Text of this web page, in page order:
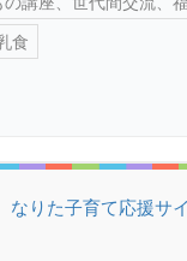
食
なりた子育て応援サ